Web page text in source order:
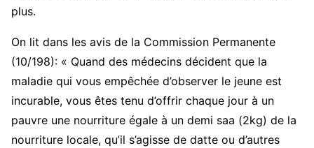
plus.
On lit dans les avis de la Commission Permanente
(10/198): « Quand des médecins décident que la
maladie qui vous empêchée d’observer le jeune est
incurable, vous êtes tenu d’offrir chaque jour à un
pauvre une nourriture égale à un demi saa (2kg) de la
nourriture locale, qu’il s’agisse de datte ou d’autres